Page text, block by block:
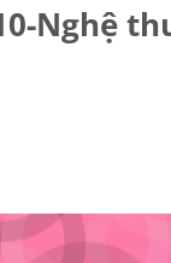
Nghệ